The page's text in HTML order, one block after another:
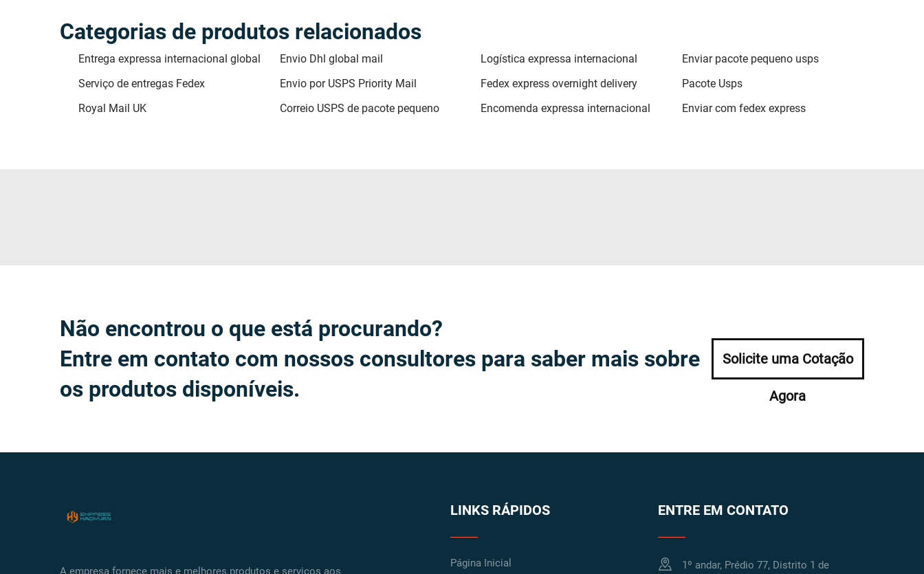
Categorias de produtos relacionados
Entrega expressa internacional global Envio Dhl global mail Logística expressa internacional
Enviar pacote pequeno usps
Serviço de entregas Fedex
Envio por USPS Priority Mail Fedex express overnight delivery
Pacote Usps
Royal Mail UK
Correio USPS de pacote pequeno Encomenda expressa internacional Enviar com fedex express
Não encontrou o que está procurando?
Entre em contato com nossos consultores para saber mais sobre
os produtos disponíveis.
Solicite uma Cotação
Agora
A empresa fornece mais e melhores produtos e serviços aos
LINKS RÁPIDOS
Página Inicial
ENTRE EM CONTATO
1º andar, Prédio 77, Distrito 1 de